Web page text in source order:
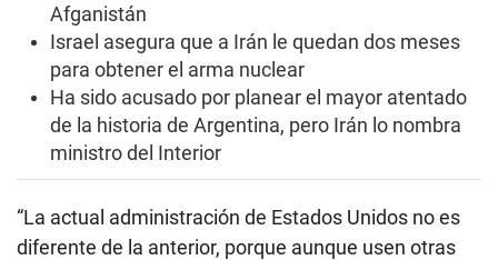
Afganistán
Israel asegura que a Irán le quedan dos meses
para obtener el arma nuclear
Ha sido acusado por planear el mayor atentado
de la historia de Argentina, pero Irán lo nombra
ministro del Interior
“La actual administración de Estados Unidos no es
diferente de la anterior, porque aunque usen otras